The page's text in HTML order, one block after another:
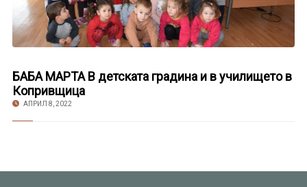
БАБА МАРТА В детската градина и в училището в
Копривщица
АПРИЛ 8, 2022